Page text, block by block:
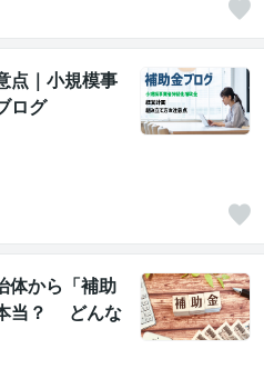
点｜小規模事
ログ
体から「補助
当？ どんな
く